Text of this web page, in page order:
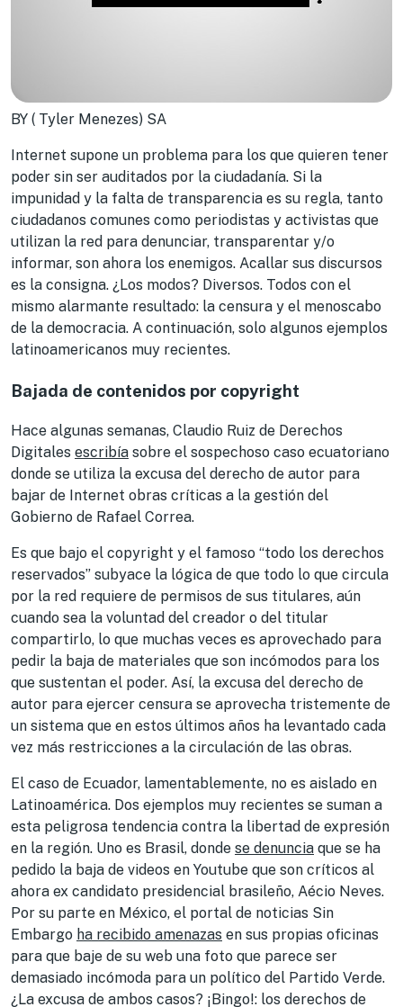
BY ( Tyler Menezes) SA
Internet supone un problema para los que quieren tener
poder sin ser auditados por la ciudadanía. Si la
impunidad y la falta de transparencia es su regla, tanto
ciudadanos comunes como periodistas y activistas que
utilizan la red para denunciar, transparentar y/o
informar, son ahora los enemigos. Acallar sus discursos
es la consigna. ¿Los modos? Diversos. Todos con el
mismo alarmante resultado: la censura y el menoscabo
de la democracia. A continuación, solo algunos ejemplos
latinoamericanos muy recientes.
Bajada de contenidos por copyright
Hace algunas semanas, Claudio Ruiz de Derechos
Digitales escribía sobre el sospechoso caso ecuatoriano
donde se utiliza la excusa del derecho de autor para
bajar de Internet obras críticas a la gestión del
Gobierno de Rafael Correa.
Es que bajo el copyright y el famoso “todo los derechos
reservados” subyace la lógica de que todo lo que circula
por la red requiere de permisos de sus titulares, aún
cuando sea la voluntad del creador o del titular
compartirlo, lo que muchas veces es aprovechado para
pedir la baja de materiales que son incómodos para los
que sustentan el poder. Así, la excusa del derecho de
autor para ejercer censura se aprovecha tristemente de
un sistema que en estos últimos años ha levantado cada
vez más restricciones a la circulación de las obras.
El caso de Ecuador, lamentablemente, no es aislado en
Latinoamérica. Dos ejemplos muy recientes se suman a
esta peligrosa tendencia contra la libertad de expresión
en la región. Uno es Brasil, donde se denuncia que se ha
pedido la baja de videos en Youtube que son críticos al
ahora ex candidato presidencial brasileño, Aécio Neves.
Por su parte en México, el portal de noticias Sin
Embargo ha recibido amenazas en sus propias oficinas
para que baje de su web una foto que parece ser
demasiado incómoda para un político del Partido Verde.
¿La excusa de ambos casos? ¡Bingo!: los derechos de